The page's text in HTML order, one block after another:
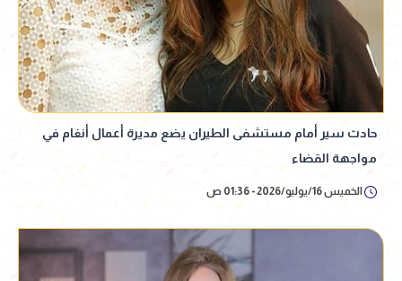
حادث سير أمام مستشفى الطيران يضع مديرة أعمال أنغام في
مواجهة القضاء
الخميس 16/يوليو/2026 - 01:36 ص